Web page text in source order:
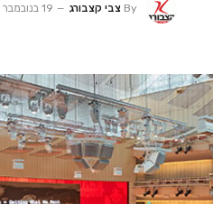
By צבי קצבורג 19 בנובמבר 2019